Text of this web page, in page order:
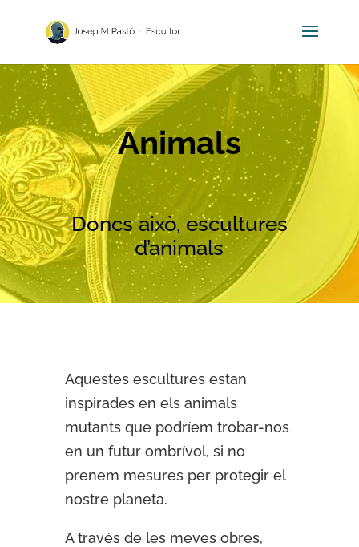
Animals
Doncs això, escultures
d’animals
Aquestes escultures estan
inspirades en els animals
mutants que podríem trobar-nos
en un futur ombrívol, si no
prenem mesures per protegir el
nostre planeta.
A través de les meves obres,